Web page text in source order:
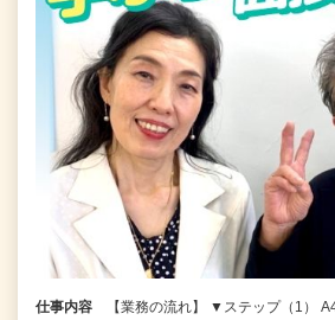
仕事内容
【業務の流れ】 ▼ステップ（1）